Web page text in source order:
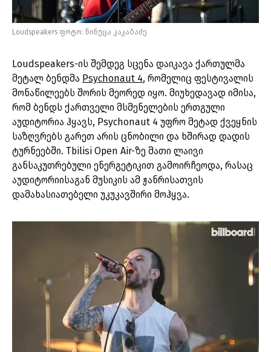
Loudspeakers ფოტო: ნინუცა კაკაბაძე
Loudspeakers-ის შემდეგ სცენა დაიკავა ქართულმა
მეტალ ბენდმა Psychonaut 4, რომელიც ფესტივალის
მონაწილეებს შორის მეორედ იყო. მიუხედავად იმისა,
რომ ბენდს ქართველი მსმენელების ერთგული
აუდიტორია ჰყავს, Psychonaut 4 უფრო მეტად ქვეყნის
საზღვრებს გარეთ არის ცნობილი და ხშირად დადის
ტურნეებში. Tbilisi Open Air-ზე მათი ლაივი
განსაკუთრებული ენერგეტიკით გამოირჩეოდა, რასაც
აუდიტორიისაგან მუსიკის ამ ჟანრისათვის
დამახასიათებელი უკუკავშირი მოჰყვა.